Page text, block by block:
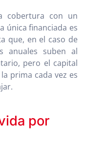
cobertura con un
única financiada es
que, en el caso de
anuales suben al
pero el capital
prima cada vez es
por